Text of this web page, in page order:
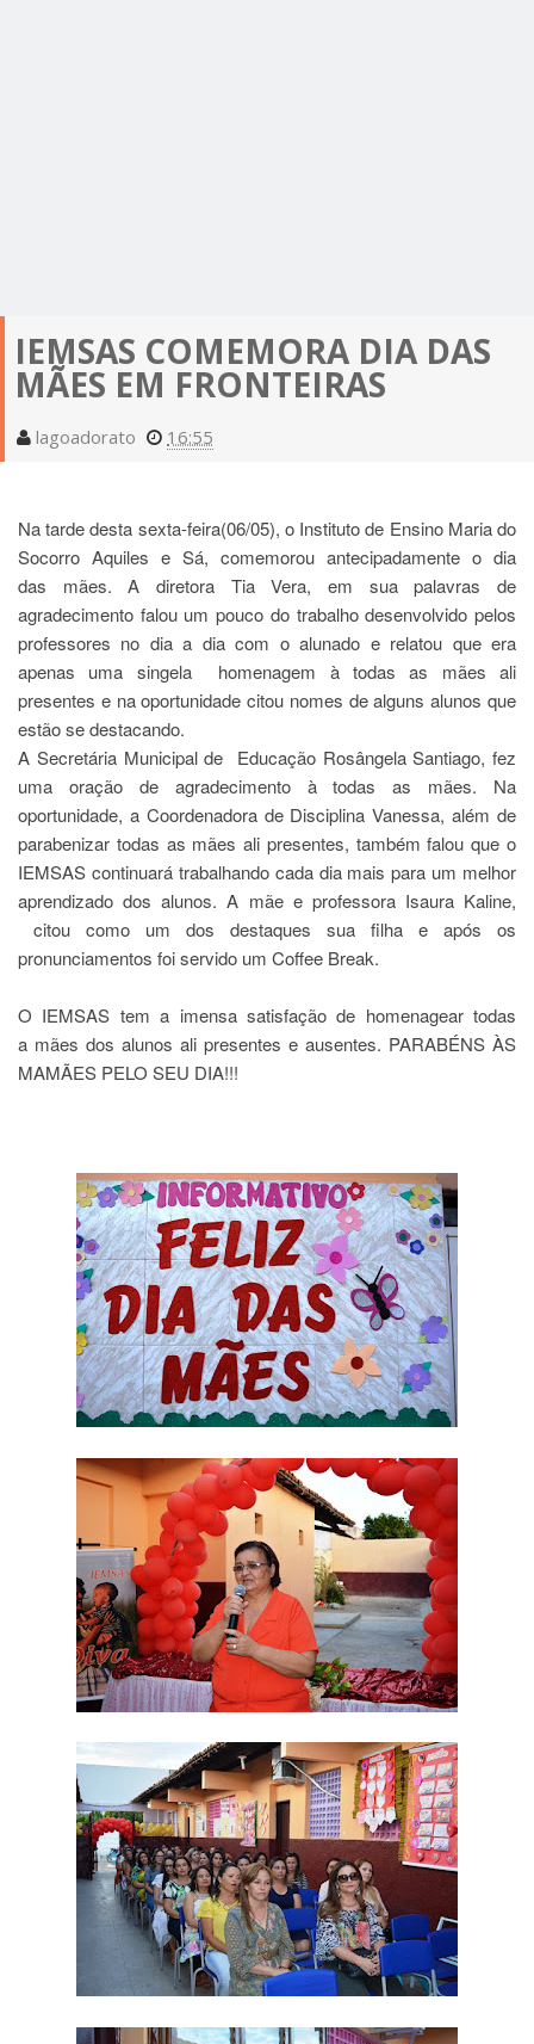
IEMSAS COMEMORA DIA DAS
MÃES EM FRONTEIRAS
lagoadorato 16:55
Na tarde desta sexta-feira(06/05), o Instituto de Ensino Maria do
Socorro Aquiles e Sá, comemorou antecipadamente o dia
das mães. A diretora Tia Vera, em sua palavras de
agradecimento falou um pouco do trabalho desenvolvido pelos
professores no dia a dia com o alunado e relatou que era
apenas uma singela homenagem à todas as mães ali
presentes e na oportunidade citou nomes de alguns alunos que
estão se destacando.
A Secretária Municipal de Educação Rosângela Santiago, fez
uma oração de agradecimento à todas as mães. Na
oportunidade, a Coordenadora de Disciplina Vanessa, além de
parabenizar todas as mães ali presentes, também falou que o
IEMSAS continuará trabalhando cada dia mais para um melhor
aprendizado dos alunos. A mãe e professora Isaura Kaline,
citou como um dos destaques sua filha e após os
pronunciamentos foi servido um Coffee Break.
O IEMSAS tem a imensa satisfação de homenagear todas
a mães dos alunos ali presentes e ausentes. PARABÉNS ÀS
MAMÃES PELO SEU DIA!!!